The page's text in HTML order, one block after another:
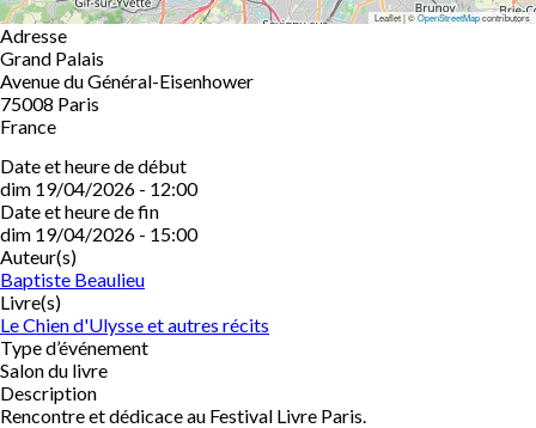
Leaflet | ©OpenStreetMapcontributors
Adresse
Grand Palais
Avenue du Général-Eisenhower
75008 Paris
France
Date et heure de début
dim 19/04/2026 - 12:00
Date et heure de fin
dim 19/04/2026 - 15:00
Auteur(s)
Baptiste Beaulieu
Livre(s)
Le Chien d'Ulysse et autres récits
Type d’événement
Salon du livre
Description
Rencontre et dédicace au Festival Livre Paris.